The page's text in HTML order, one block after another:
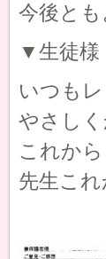
今後とも
▼生徒
いつも
やさし
これか
先生こ